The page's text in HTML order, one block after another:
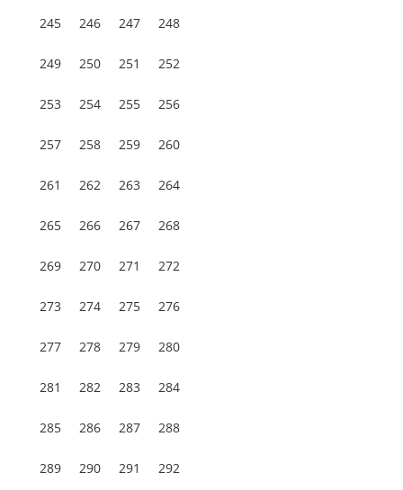
245 246 247 248
249 250 251 252
253 254 255 256
257 258 259 260
261 262 263 264
265 266 267 268
269 270 271 272
273 274 275 276
277 278 279 280
281 282 283 284
285 286 287 288
289 290 291 292